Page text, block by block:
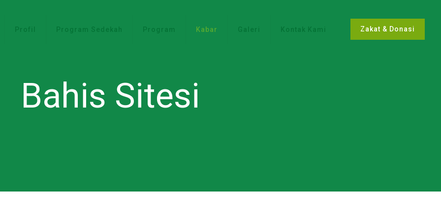
Kabar Zakat & Donasi
Bahis Sitesi